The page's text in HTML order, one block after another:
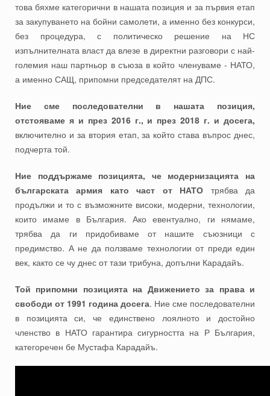
това бяхме категорични в нашата позиция и за първия етап
за закупуването на бойни самолети, а именно без конкурси,
без процедура, с политическо решение на НС
изпълнителната власт да влезе в директни разговори с най-
големия наш партньор в съюза в който членуваме - НАТО,
а именно САЩ, припомни председателят на ДПС.
Ние сме последователни в нашата позиция,
отстояваме я и през 2016 г., и през 2018 г. и досега,
включително и за втория етап, за който става въпрос днес,
подчерта той.
Ние поддържаме позицията, че модернизацията на
българската армия като част от НАТО трябва да
продължи и то с възможните високи, модерни, технологии,
които имаме в България. Ако евентуално, ги нямаме,
трябва да ги придобиваме от нашите съюзници с
предимство. А не да ползваме технологии от преди един
век, както се чу днес от тази трибуна, допълни Карадайъ.
Той припомни позицията на Движението за права и
свободи от 1991 година досега. Ние сме последователни
в позицията си, че единствено лоялното и достойно
членство в НАТО гарантира сигурността на Р България,
категоречен бе Мустафа Карадайъ.